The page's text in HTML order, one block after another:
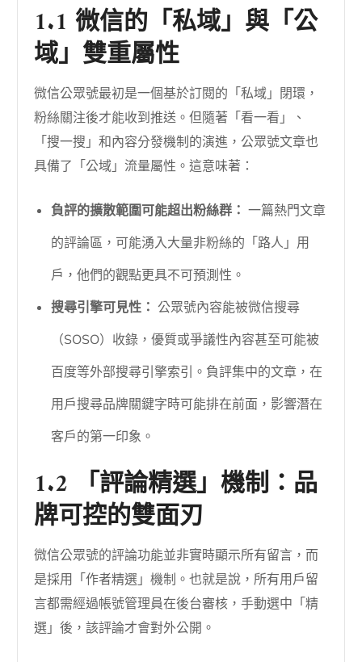
1.1 微信的「私域」與「公
域」雙重屬性
微信公眾號最初是一個基於訂閱的「私域」閉環，
粉絲關注後才能收到推送。但隨著「看一看」、
「搜一搜」和內容分發機制的演進，公眾號文章也
具備了「公域」流量屬性。這意味著：
負評的擴散範圍可能超出粉絲群： 一篇熱門文章
的評論區，可能湧入大量非粉絲的「路人」用
戶，他們的觀點更具不可預測性。
搜尋引擎可見性： 公眾號內容能被微信搜尋
（SOSO）收錄，優質或爭議性內容甚至可能被
百度等外部搜尋引擎索引。負評集中的文章，在
用戶搜尋品牌關鍵字時可能排在前面，影響潛在
客戶的第一印象。
1.2 「評論精選」機制：品
牌可控的雙面刃
微信公眾號的評論功能並非實時顯示所有留言，而
是採用「作者精選」機制。也就是說，所有用戶留
言都需經過帳號管理員在後台審核，手動選中「精
選」後，該評論才會對外公開。